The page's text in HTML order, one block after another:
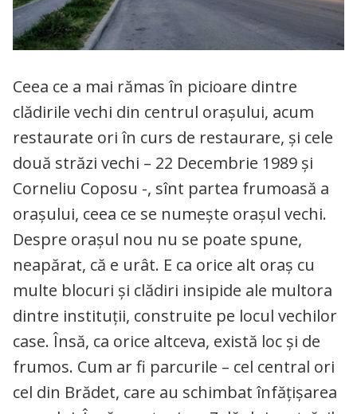
Ceea ce a mai rămas în picioare dintre
clădirile vechi din centrul orașului, acum
restaurate ori în curs de restaurare, și cele
două străzi vechi – 22 Decembrie 1989 și
Corneliu Coposu -, sînt partea frumoasă a
orașului, ceea ce se numește orașul vechi.
Despre orașul nou nu se poate spune,
neapărat, că e urât. E ca orice alt oraș cu
multe blocuri și clădiri insipide ale multora
dintre instituții, construite pe locul vechilor
case. Însă, ca orice altceva, există loc și de
frumos. Cum ar fi parcurile – cel central ori
cel din Brădet, care au schimbat înfățișarea